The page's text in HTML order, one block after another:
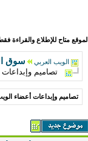
الموقع متاح للإطلاع والقراءة
الويب العربي سوق
تصاميم
تصاميم وإبداعات أعضاء